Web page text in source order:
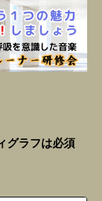
グラフは必須